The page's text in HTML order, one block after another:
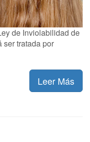
de Inviolabilidad de
ser tratada por
Leer Más